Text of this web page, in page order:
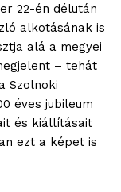
22-én délután
alkotásának is
alá a megyei
– tehát
Szolnoki
éves jubileum
és kiállításait
ezt a képet is